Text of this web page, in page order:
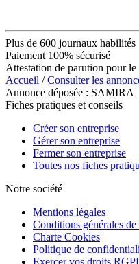
Plus de 600 journaux habilités
Paiement 100% sécurisé
Attestation de parution pour
Accueil /Consulter les
Annonce déposée : SAMIRA
Fiches pratiques et conseils
Créer son entreprise
Gérer son entreprise
Fermer son entreprise
Toutes nos fiches
Notre société
Mentions légales
Conditions générales de
Charte Cookies
Politique de
Exercer vos droits